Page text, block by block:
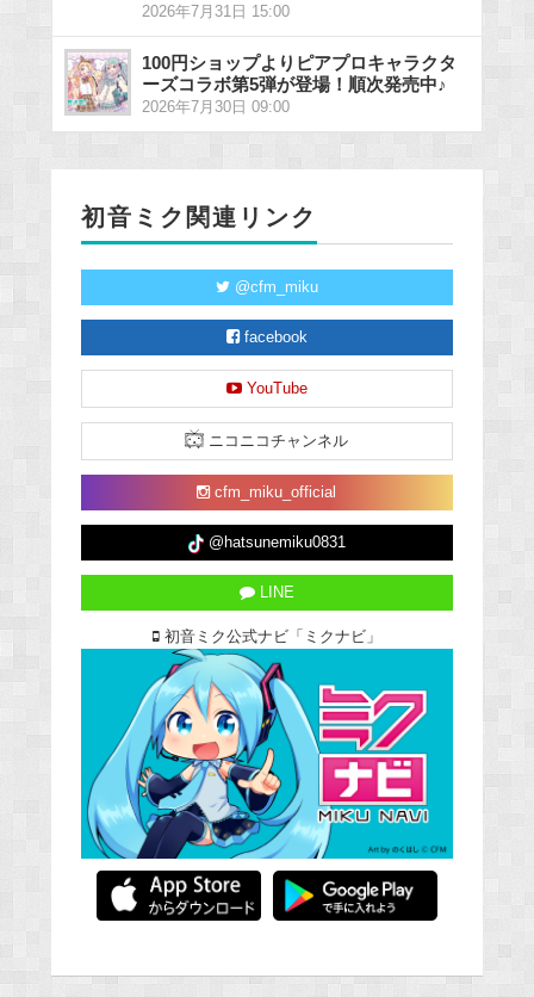
2026年7月31日 15:00
100円ショップよりピアプロキャラクタ
ーズコラボ第5弾が登場！順次発売中♪
2026年7月30日 09:00
初音ミク関連リンク
@cfm_miku
facebook
YouTube
ニコニコチャンネル
cfm_miku_official
@hatsunemiku0831
LINE
初音ミク公式ナビ「ミクナビ」